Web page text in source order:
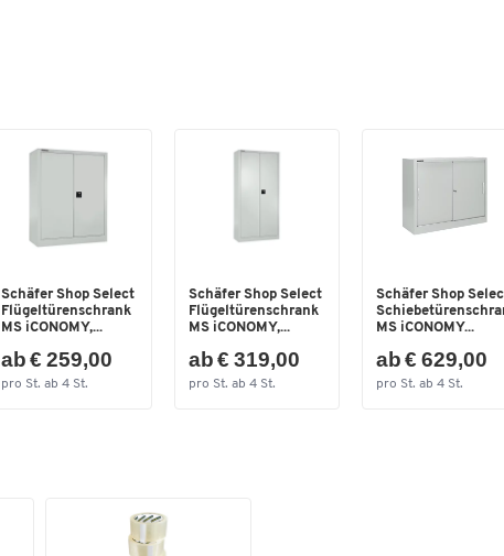
verschiedenster Produkte, sondern überzeugt vor
auch mit ihrer 100%igen Schäfer Shop-Qualität.
Deshalb erhöhen wir bei 5.000 Artikeln unsere
dauerhaft von 10 auf 30 Jahre!
Investieren Sie jetzt in Ausstattung nicht nur für
Schäfer Shop Select
Flügeltürenschrank
MS iCONOMY,...
ab € 259,00
pro St. ab 4 St.
Schäfer Shop Select
Flügeltürenschrank
MS iCONOMY,...
ab € 319,00
pro St. ab 4 St.
Schäfer Shop
MS iCONOMY...
ab € 629,00
pro St. ab 4 St.